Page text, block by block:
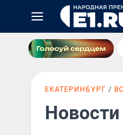
ЕКАТЕРИНБУРГ